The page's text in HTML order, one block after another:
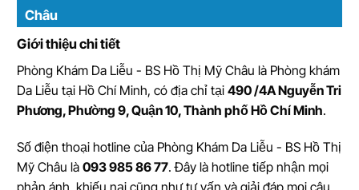
Châu
Giới thiệu chi tiết
Phòng Khám Da Liễu - BS Hồ Thị Mỹ Châu là Phòng khám
Da Liễu tại Hồ Chí Minh, có địa chỉ tại 490 /4A Nguyễn Tri
Phương, Phường 9, Quận 10, Thành phố Hồ Chí Minh.
Số điện thoại hotline của Phòng Khám Da Liễu - BS Hồ Thị
Mỹ Châu là 093 985 86 77. Đây là hotline tiếp nhận mọi